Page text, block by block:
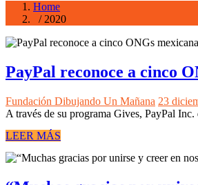
Home
/ 2020
PayPal reconoce a cinco
Fundación Dibujando Un Mañana 23
A través de su programa Gives, PayPal
LEER MÁS